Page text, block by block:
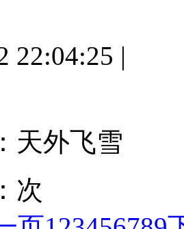
22:04:25 |
天外飞雪
次